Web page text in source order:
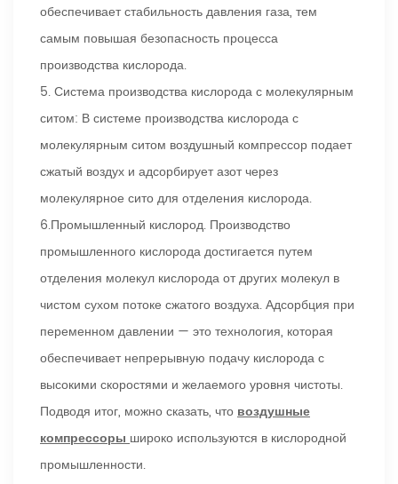
обеспечивает стабильность давления газа, тем
самым повышая безопасность процесса
производства кислорода.
5. Система производства кислорода с молекулярным
ситом: В системе производства кислорода с
молекулярным ситом воздушный компрессор подает
сжатый воздух и адсорбирует азот через
молекулярное сито для отделения кислорода.
6.Промышленный кислород. Производство
промышленного кислорода достигается путем
отделения молекул кислорода от других молекул в
чистом сухом потоке сжатого воздуха. Адсорбция при
переменном давлении — это технология, которая
обеспечивает непрерывную подачу кислорода с
высокими скоростями и желаемого уровня чистоты.
Подводя итог, можно сказать, чтовоздушные
компрессорышироко используются в кислородной
промышленности.